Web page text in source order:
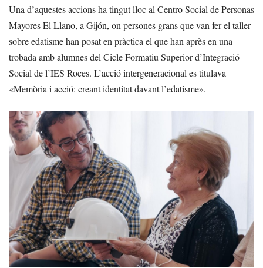
Una d’aquestes accions ha tingut lloc al Centro Social de Personas
Mayores El Llano, a Gijón, on persones grans que van fer el taller
sobre edatisme han posat en pràctica el que han après en una
trobada amb alumnes del Cicle Formatiu Superior d’Integració
Social de l’IES Roces. L’acció intergeneracional es titulava
«Memòria i acció: creant identitat davant l’edatisme».